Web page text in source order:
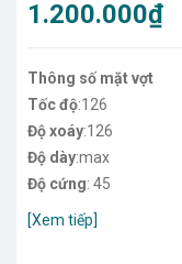
1.200.000₫
Thông số mặt vợt
Tốc độ:126
Độ xoáy:126
Độ dày:max
Độ cứng: 45
[Xem tiếp]